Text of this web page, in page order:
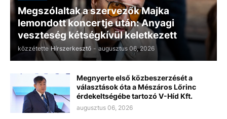
Megszólaltak a szervezők Majka
lemondott koncertje után: Anyagi
veszteség kétségkívül keletkezett
közzétette Hírszerkesztő - augusztus 06, 2026
Megnyerte első közbeszerzését a
választások óta a Mészáros Lőrinc
érdekeltségébe tartozó V-Híd Kft.
augusztus 06, 2026